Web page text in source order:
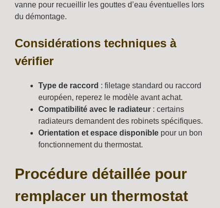
vanne pour recueillir les gouttes d’eau éventuelles lors
du démontage.
Considérations techniques à
vérifier
Type de raccord : filetage standard ou raccord
européen, reperez le modèle avant achat.
Compatibilité avec le radiateur : certains
radiateurs demandent des robinets spécifiques.
Orientation et espace disponible pour un bon
fonctionnement du thermostat.
Procédure détaillée pour
remplacer un thermostat